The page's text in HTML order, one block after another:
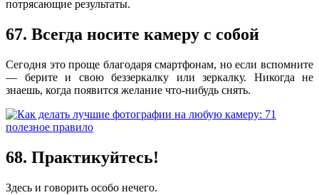
потрясающие результаты.
67. Всегда носите камеру с собой
Сегодня это проще благодаря смартфонам, но если вспомните
— берите и свою беззеркалку или зеркалку. Никогда не
знаешь, когда появится желание что-нибудь снять.
68. Практикуйтесь!
Здесь и говорить особо нечего.